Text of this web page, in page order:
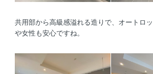
共用部から高級感溢れる造りで、オートロ
や女性も安心ですね。